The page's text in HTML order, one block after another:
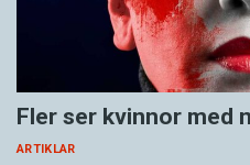
Fler ser kvinnor med
ARTIKLAR